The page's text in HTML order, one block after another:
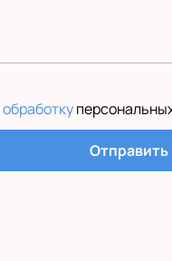
обработку
Отправить